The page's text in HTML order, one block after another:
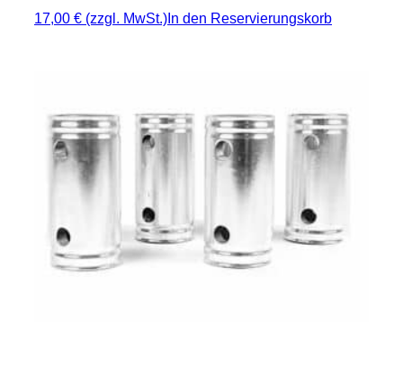
17,00 € (zzgl. MwSt.) In den Reservierungskorb